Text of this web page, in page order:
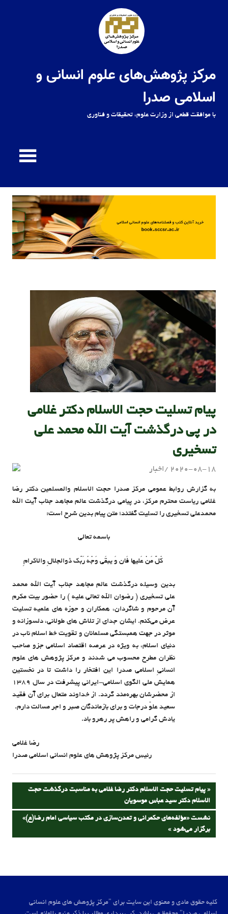
مرکز پژوهش‌های علوم انسانی و
اسلامی صدرا
با موافقت قطعی از وزارت علوم، تحقیقات و فناوری
پیام تسلیت حجت الاسلام دکتر غلامی
در پی درگذشت آیت الله‌ محمد علی
تسخیری
2020-08-18
admin
اخبار
به گزارش روابط عمومی مرکز صدرا حجت الاسلام والمسلمین دکتر رضا
غلامی ریاست محترم مرکز، در پیامی درگذشت عالم مجاهد جناب آیت الله
محمدعلی تسخیری را تسلیت گفتند؛ متن پیام بدین شرح است:
باسمه تعالی
کُلُّ مَنْ عَلیها فَان وَ یبقَی وَجْهُ رَبَّک ذوالجلالِ والاکرامِ
بدین وسیله درگذشت عالم مجاهد جناب آیت الله‌ محمد
علی تسخیری ( رضوان الله تعالی علیه ) را حضور بیت مکرم
آن مرحوم و شاگردان، همکاران و حوزه های علمیه تسلیت
عرض می‌کنم. ایشان جدای از تلاش های طولانی، دلسوزانه و
موثر در جهت همبستگی مسلمانان و تقویت خط اسلام ناب در
دنیای اسلام، به ویژه در عرصه اقتصاد اسلامی جزو صاحب
نظران مطرح محسوب می شدند و مرکز پژوهش های علوم
انسانیِ اسلامی صدرا این افتخار را داشت تا در نخستین
همایش ملی الگوی اسلامی-ایرانی پیشرفت در سال ۱۳۸۹
از محضرشان بهره‌مند گردد. از خداوند متعال برای آن فقید
سعید علوّ درجات و برای بازماندگان صبر و اجر مسالت دارم.
یادش گرامی و راهش پر رهرو باد.
رضا غلامی
رئیس مرکز پژوهش های علوم انسانی اسلامی صدرا
راهبری
نوشته
PREVIOUS
POST:
پیام تسلیت حجت الاسلام دکتر رضا غلامی به مناسبت درگذشت حجت
الاسلام دکتر سید عباس موسویان
NEXT
POST:
نشست «مؤلفه‌های حکمرانی و تمدن‌سازی در مکتب سیاسی امام رضا(ع)»
برگزار می‌شود
کلیه حقوق مادی و معنوی این سایت برای "مرکز پژوهش های علوم انسانی